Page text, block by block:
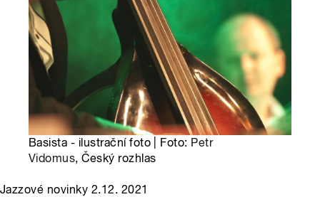
Basista - ilustrační foto | Foto: Petr
Vidomus, Český rozhlas
Jazzové novinky 2.12. 2021